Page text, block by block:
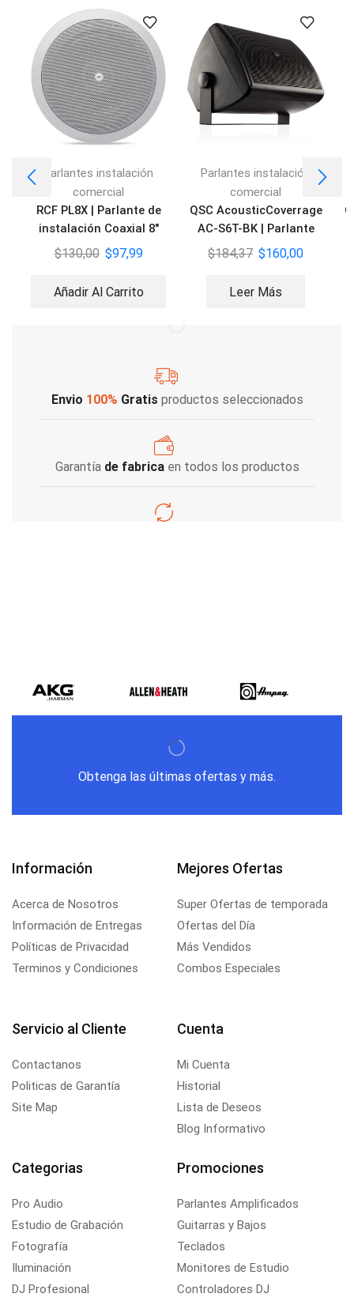
Parlantes instalación
comercial
RCF PL8X | Parlante de
instalación Coaxial 8″
$130,00 $97,99
Añadir Al Carrito
Parlantes instalación
comercial
QSC AcousticCoverrage
AC-S6T-BK | Parlante
$184,37 $160,00
Leer Más
Envio 100% Gratis productos seleccionados
Garantía de fabricaen todos los productos
Obtenga las últimas ofertas y más.
Información
Acerca de Nosotros
Información de Entregas
Políticas de Privacidad
Terminos y Condiciones
Mejores Ofertas
Super Ofertas de temporada
Ofertas del Día
Más Vendidos
Combos Especiales
Servicio al Cliente
Contactanos
Politicas de Garantía
Site Map
Cuenta
Mi Cuenta
Historial
Lista de Deseos
Blog Informativo
Categorias
Pro Audio
Estudio de Grabación
Fotografía
Iluminación
DJ Profesional
Promociones
Parlantes Amplificados
Guitarras y Bajos
Teclados
Monitores de Estudio
Controladores DJ